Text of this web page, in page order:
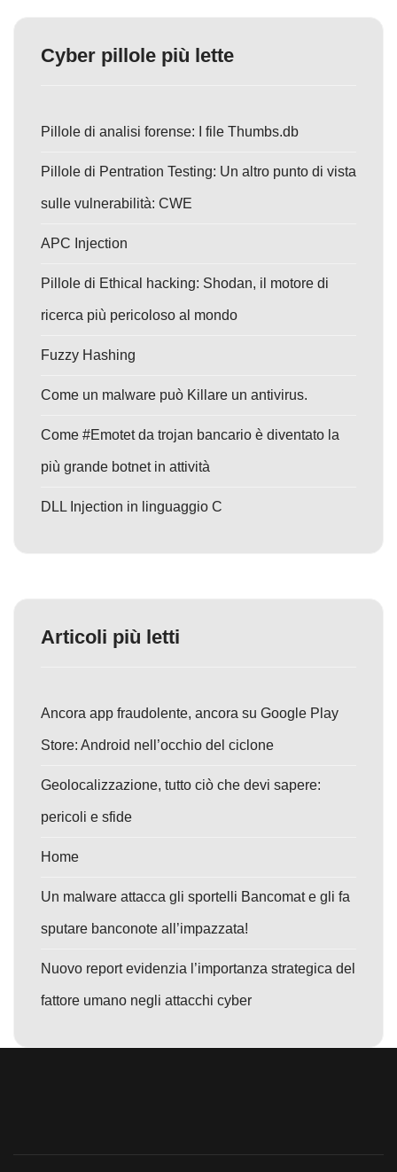
Cyber pillole più lette
Pillole di analisi forense: I file Thumbs.db
Pillole di Pentration Testing: Un altro punto di vista
sulle vulnerabilità: CWE
APC Injection
Pillole di Ethical hacking: Shodan, il motore di
ricerca più pericoloso al mondo
Fuzzy Hashing
Come un malware può Killare un antivirus.
Come #Emotet da trojan bancario è diventato la
più grande botnet in attività
DLL Injection in linguaggio C
Articoli più letti
Ancora app fraudolente, ancora su Google Play
Store: Android nell’occhio del ciclone
Geolocalizzazione, tutto ciò che devi sapere:
pericoli e sfide
Home
Un malware attacca gli sportelli Bancomat e gli fa
sputare banconote all’impazzata!
Nuovo report evidenzia l’importanza strategica del
fattore umano negli attacchi cyber